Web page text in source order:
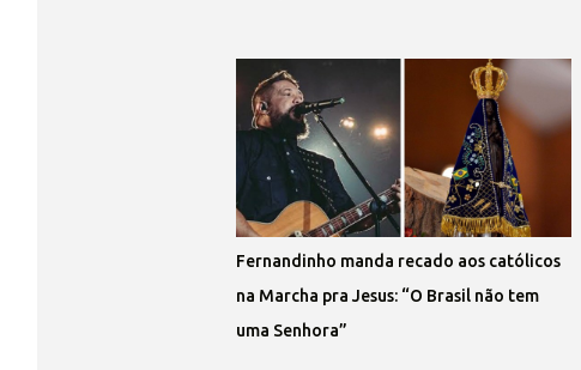
Fernandinho manda recado aos católicos
na Marcha pra Jesus: “O Brasil não tem
uma Senhora”